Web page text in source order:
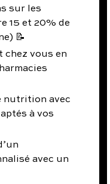
sur les
15 et 20% de
📝
chez vous en
nutrition avec
à vos
avec un